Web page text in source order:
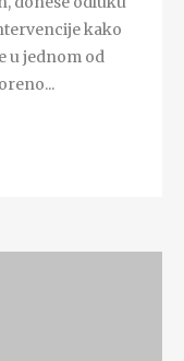
kako
u jednom od